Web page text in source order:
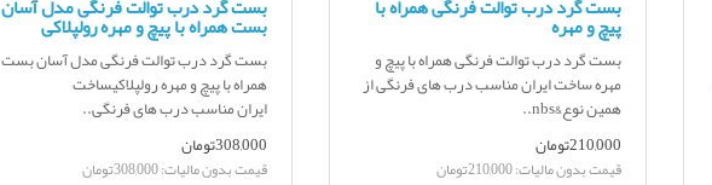
پیچ و مهره
بست گرد درب توالت فرنگی همراه با پیچ و
مهره ساخت ایران مناسب درب های فرنگی از
همین نوع&nbs..
210,000تومان
قیمت بدون مالیات: 210,000تومان
بست همراه با پیچ و مهره رولپلاکی
بست گرد درب توالت فرنگی مدل آسان بست
همراه با پیچ و مهره رولپلاکیساخت
ایران مناسب درب های فرنگی..
308,000تومان
قیمت بدون مالیات: 308,000تومان